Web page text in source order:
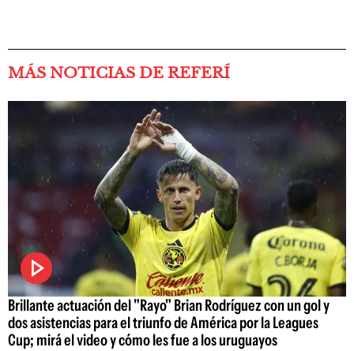
MÁS NOTICIAS DE REFERÍ
Brillante actuación del "Rayo" Brian Rodríguez con un gol y
dos asistencias para el triunfo de América por la Leagues
Cup; mirá el video y cómo les fue a los uruguayos